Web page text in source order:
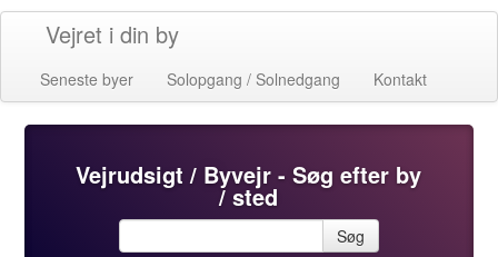
Vejret i din by
Seneste byer Solopgang / Solnedgang Kontakt
Vejrudsigt / Byvejr - Søg efter by
/ sted
Søg